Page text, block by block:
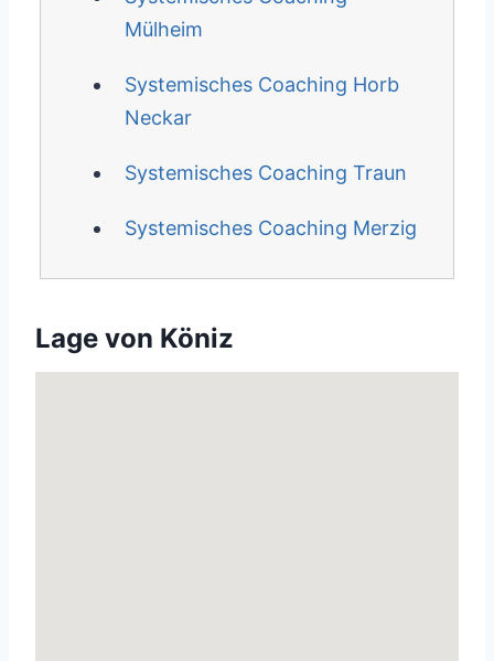
Mülheim
Systemisches Coaching Horb
Neckar
Systemisches Coaching Traun
Systemisches Coaching Merzig
Lage von Köniz